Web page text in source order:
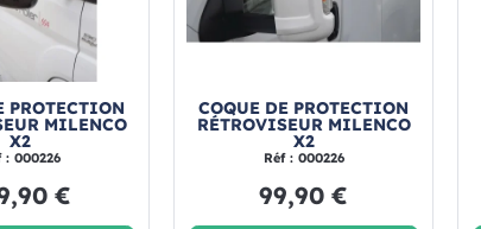
PROTECTION
MILENCO
X2
: 000226
€
COQUE DE PROTECTION
RÉTROVISEUR MILENCO
X2
Réf : 000226
99,90 €